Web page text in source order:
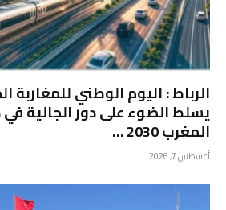
الرباط : اليوم الوطني للمغاربة
يسلط الضوء على دور الجالية
المغرب 2030 …
أغسطس 7, 2026